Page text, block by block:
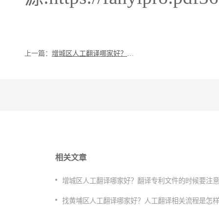
上一篇： 增城区人工翻译哪家好？翻译专利文件的时候要注意什么？
相关文章
增城区人工翻译哪家好？翻译专利文件的时候要注
找黄埔区人工翻译哪家好？人工翻译相关流程是怎